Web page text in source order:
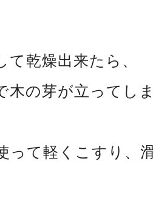
乾燥出来たら、
木の芽が立ってし
って軽くこすり、